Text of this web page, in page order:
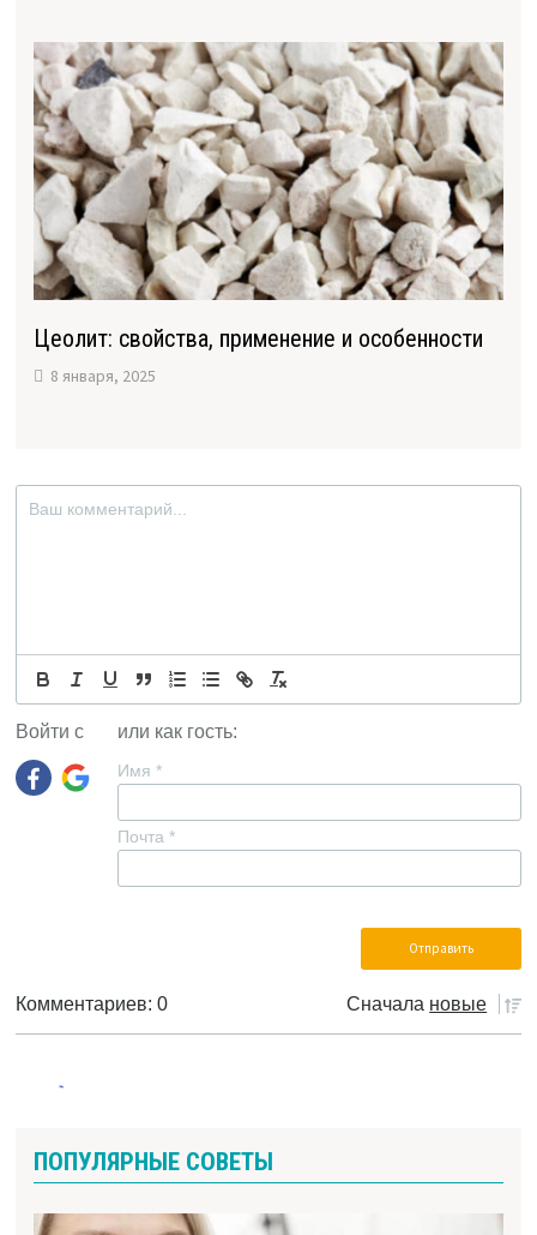
Цеолит: свойства, применение и особенности
8 января, 2025
Войти с или как гость:
Имя *
Почта *
Комментариев: 0 Сначала новые
ПОПУЛЯРНЫЕ СОВЕТЫ